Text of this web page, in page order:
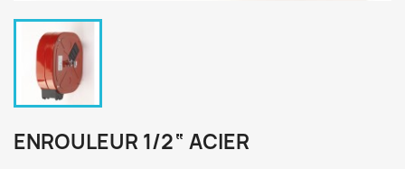
ENROULEUR 1/2“ ACIER